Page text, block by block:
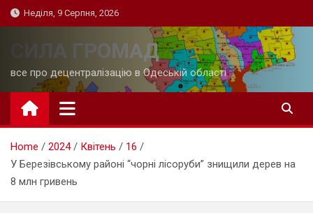
Skip
to
Неділя, 9 Серпня, 2026
СИЛА ГРОМАД
все про децентралізацію в Одеській області
Home 2024 Квітень
16
У Березівському районі “чорні лісоруби” знищили дерев на
8 млн гривень